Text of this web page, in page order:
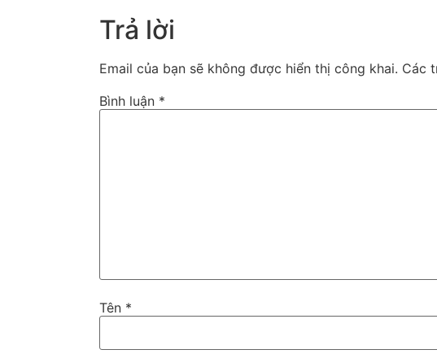
Trả lời
Email của bạn sẽ không được hiển thị công khai. Các
Bình luận *
Tên *